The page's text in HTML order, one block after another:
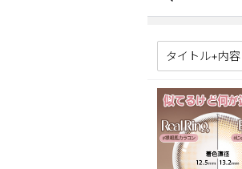
タイトル+内容